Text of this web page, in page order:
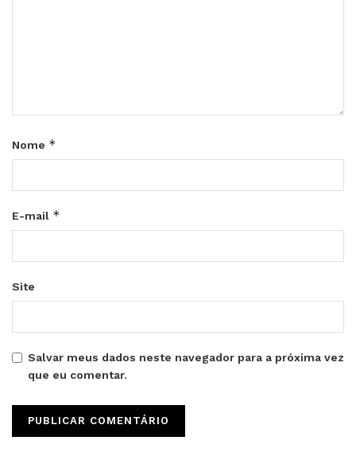
Nome *
E-mail *
Site
Salvar meus dados neste navegador para a próxima vez
que eu comentar.